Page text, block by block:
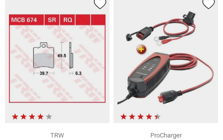
TRW
ProCharger